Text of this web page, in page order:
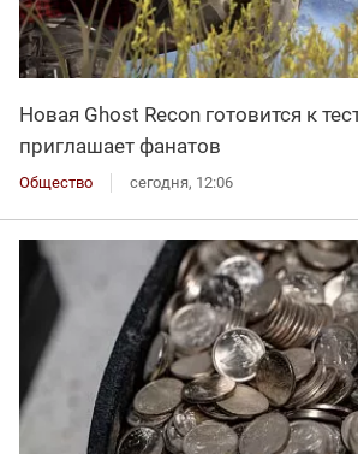
Новая Ghost Recon готовится к
приглашает фанатов
Общество сегодня, 12:06